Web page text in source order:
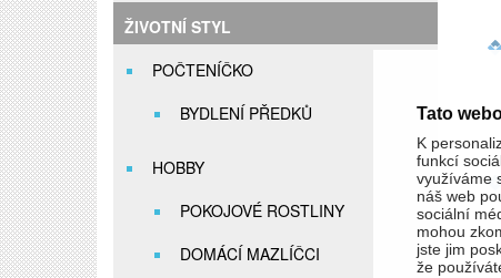
ŽIVOTNÍ STYL
POČTENÍČKO
BYDLENÍ PŘEDKŮ
HOBBY
POKOJOVÉ ROSTLINY
DOMÁCÍ MAZLÍČCI
Tato
K
funkcí
využíváme
náš web
sociální
mohou
jste jim
že